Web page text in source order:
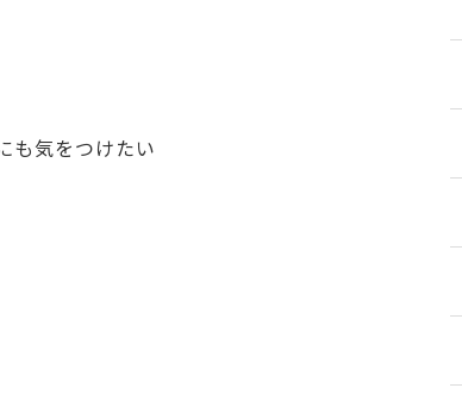
も気をつけたい